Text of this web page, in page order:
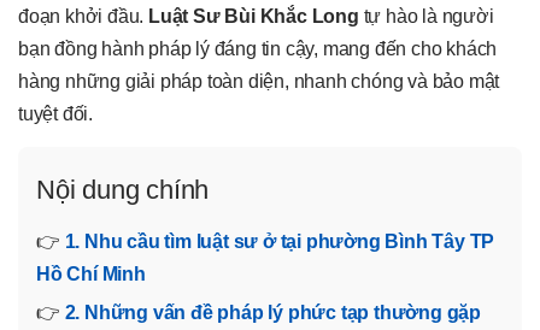
đoạn khởi đầu. Luật Sư Bùi Khắc Long tự hào là người
bạn đồng hành pháp lý đáng tin cậy, mang đến cho khách
hàng những giải pháp toàn diện, nhanh chóng và bảo mật
tuyệt đối.
Nội dung chính
👉 1. Nhu cầu tìm luật sư ở tại phường Bình Tây TP
Hồ Chí Minh
👉 2. Những vấn đề pháp lý phức tạp thường gặp